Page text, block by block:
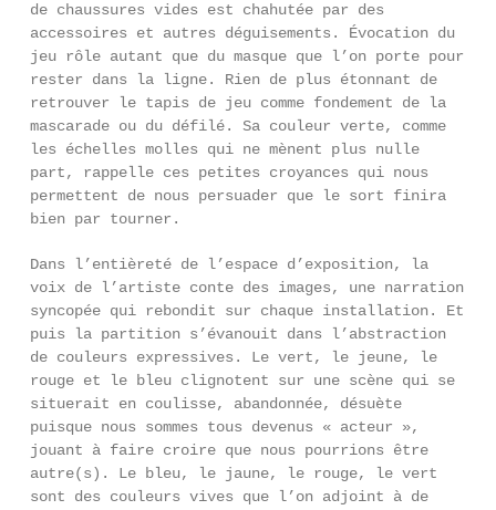
de chaussures vides est chahutée par des
accessoires et autres déguisements. Évocation du
jeu rôle autant que du masque que l’on porte pour
rester dans la ligne. Rien de plus étonnant de
retrouver le tapis de jeu comme fondement de la
mascarade ou du défilé. Sa couleur verte, comme
les échelles molles qui ne mènent plus nulle
part, rappelle ces petites croyances qui nous
permettent de nous persuader que le sort finira
bien par tourner.
Dans l’entièreté de l’espace d’exposition, la
voix de l’artiste conte des images, une narration
syncopée qui rebondit sur chaque installation. Et
puis la partition s’évanouit dans l’abstraction
de couleurs expressives. Le vert, le jeune, le
rouge et le bleu clignotent sur une scène qui se
situerait en coulisse, abandonnée, désuète
puisque nous sommes tous devenus « acteur »,
jouant à faire croire que nous pourrions être
autre(s). Le bleu, le jaune, le rouge, le vert
sont des couleurs vives que l’on adjoint à de